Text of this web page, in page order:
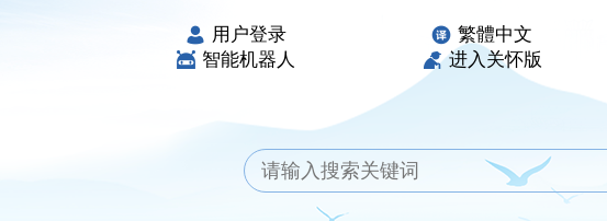
用户登录 繁體中文
智能机器人
进入关怀版